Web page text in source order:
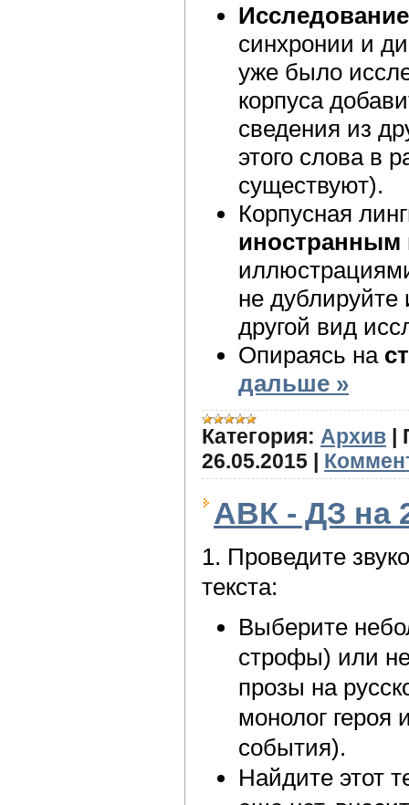
синхронии и
уже было
корпуса
сведения из
этого слова в
существуют).
Корпусная
иностранным
не
другой вид
Опираясь на
дальше »
Категория: Архив |
26.05.2015 |
АВК - ДЗ на
1. Проведите
текста:
Выберите
строфы) или
прозы на
монолог героя
события).
Найдите этот